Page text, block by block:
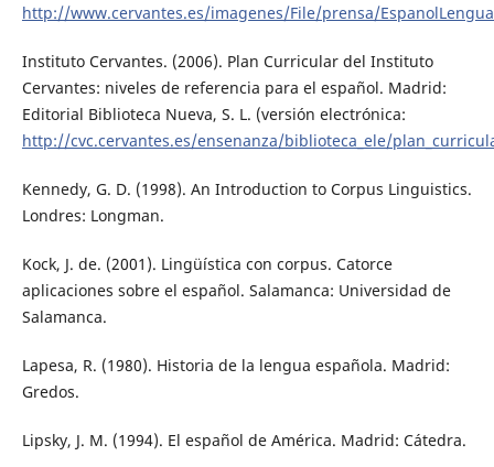
http://www.cervantes.es/imagenes/File/prensa/
Instituto Cervantes. (2006). Plan Curricular del Instituto
Cervantes: niveles de referencia para el español. Madrid:
Editorial Biblioteca Nueva, S. L. (versión electrónica:
http://cvc.cervantes.es/ensenanza/biblioteca_ele/
Kennedy, G. D. (1998). An Introduction to Corpus Linguistics.
Londres: Longman.
Kock, J. de. (2001). Lingüística con corpus. Catorce
aplicaciones sobre el español. Salamanca: Universidad de
Salamanca.
Lapesa, R. (1980). Historia de la lengua española. Madrid:
Gredos.
Lipsky, J. M. (1994). El español de América. Madrid: Cátedra.